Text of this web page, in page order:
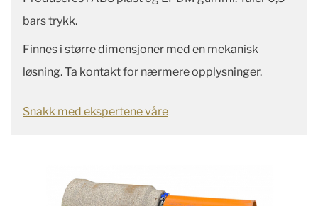
bars trykk.
Finnes i større dimensjoner med en mekanisk
løsning. Ta kontakt for nærmere opplysninger.
Snakk med ekspertene våre